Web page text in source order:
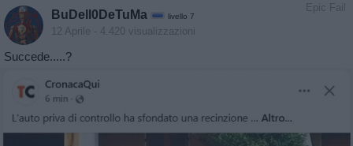
Epic Fail
BuDell0DeTuMa livello 7
12 Aprile - 4.420 visualizzazioni
Succede.....?